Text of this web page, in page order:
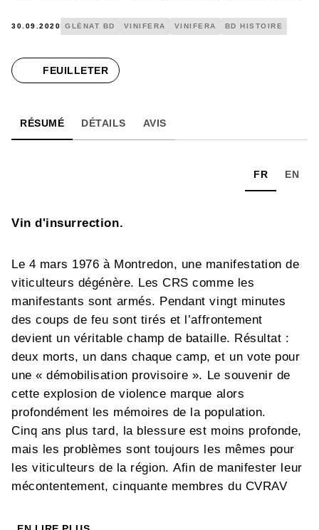
30.09.2020 GLÉNAT BD VINIFERA VINIFERA BD HISTOIRE
FEUILLETER
RÉSUMÉ DÉTAILS AVIS
FR EN
Vin d'insurrection.
Le 4 mars 1976 à Montredon, une manifestation de
viticulteurs dégénère. Les CRS comme les
manifestants sont armés. Pendant vingt minutes
des coups de feu sont tirés et l’affrontement
devient un véritable champ de bataille. Résultat :
deux morts, un dans chaque camp, et un vote pour
une « démobilisation provisoire ». Le souvenir de
cette explosion de violence marque alors
profondément les mémoires de la population.
Cinq ans plus tard, la blessure est moins profonde,
mais les problèmes sont toujours les mêmes pour
les viticulteurs de la région. Afin de manifester leur
mécontentement, cinquante membres du CVRAV
navire italien au large de Sète : l’Ampelos. Cette